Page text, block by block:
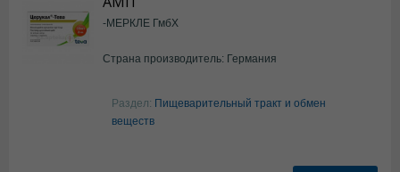
-МЕРКЛЕ ГмбХ
Страна производитель: Германия
Раздел: Пищеварительный тракт и обмен
веществ